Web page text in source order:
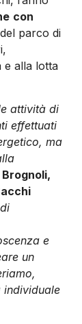
con
parco di
e alla lotta
attività di
effettuati
ma
e
un
individuale